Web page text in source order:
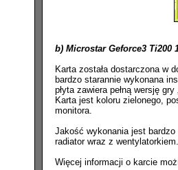
b) Microstar Geforce3 Ti200
Karta została dostarczona w
bardzo starannie wykonana
płyta zawiera pełną wersję
Karta jest koloru zielonego,
monitora.
Jakość wykonania jest
radiator wraz z
Więcej informacji o karcie